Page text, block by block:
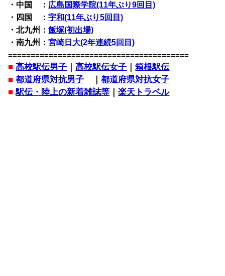
・中国 ： 広島国際学院(11年ぶり9回目)
・四国 ：宇和(11年ぶり5回目)
・北九州：飯塚(初出場)
・南九州：宮崎日大(2年連続5回目)
========================================
■ 高校駅伝男子 ｜高校駅伝女子 ｜箱根駅伝
■ 都道府県対抗男子 ｜都道府県対抗女子
■ 駅伝・陸上の新着雑誌等 ｜楽天トラベル